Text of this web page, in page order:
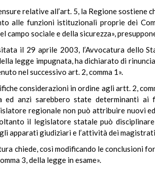
relative all’art. 5, la Regione
alle funzioni istituzionali proprie dei
campo sociale e della sicurezza»,
il 29 aprile 2003, l’Avvocatura dello
legge impugnata, ha dichiarato di
nel successivo art. 2, comma 1».
considerazioni in ordine agli artt. 2,
ed anzi sarebbero state determinanti ai
regionale non può attribuire nuovi
il legislatore statale può
apparati giudiziari e l’attività dei
chiede, così modificando le conclusioni
3, della legge in esame».